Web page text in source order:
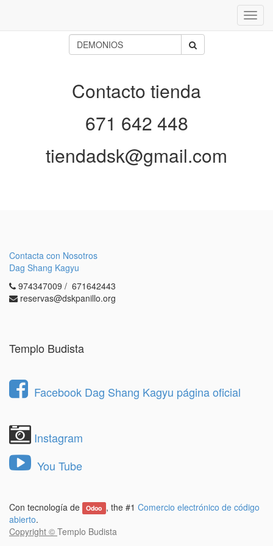
Contacto tienda
671 642 448
tiendadsk@gmail.com
Contacta con Nosotros
Dag Shang Kagyu
974347009 / 671642443
reservas@dskpanillo.org
Templo Budista
Facebook Dag Shang Kagyu página oficial
Instagram
You Tube
Con tecnología de Odoo , the #1 Comercio electrónico de código
abierto.
Copyright © Templo Budista